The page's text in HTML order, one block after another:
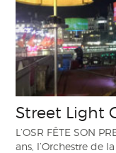
Street Light
L’OSR FÊTE SON
ans, l’Orchestre de